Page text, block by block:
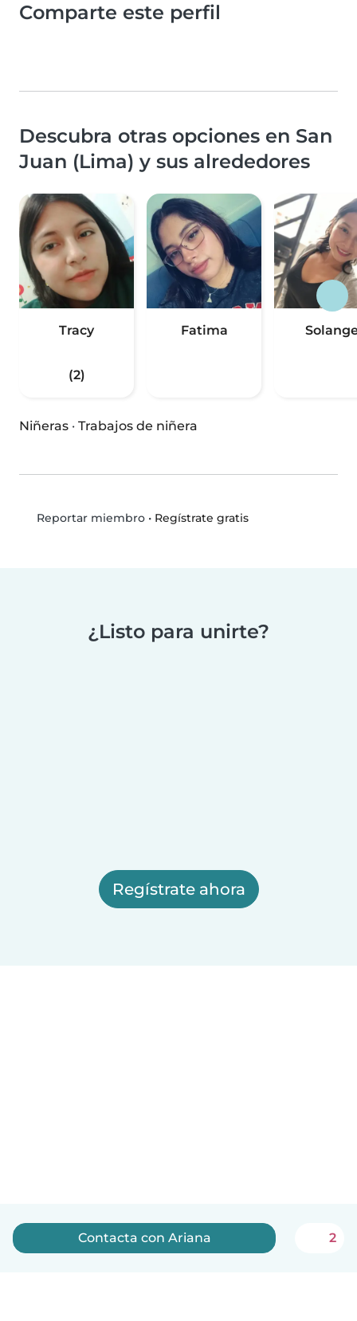
Comparte este perfil
Descubra otras opciones en San
Juan (Lima) y sus alrededores
Tracy
(2)
Fatima
Niñeras · Trabajos de niñera
Reportar miembro• Regístrate gratis
¿Listo para unirte?
Regístrate ahora
Contacta con Ariana 2